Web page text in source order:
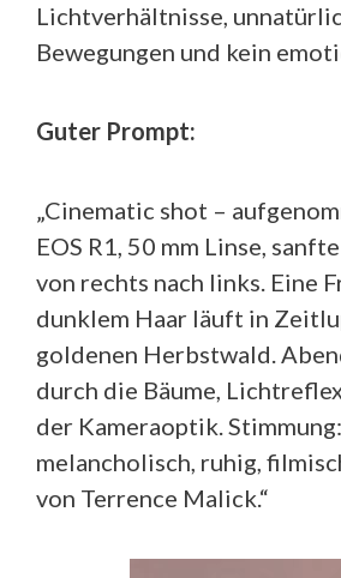
Lichtverhältnisse,
Bewegungen und kein
Guter Prompt:
„Cinematic shot –
EOS R1, 50 mm Linse,
von rechts nach links. Eine
dunklem Haar läuft in
goldenen Herbstwald.
durch die Bäume,
der Kameraoptik. Stimmung:
melancholisch, ruhig,
von Terrence Malick.“